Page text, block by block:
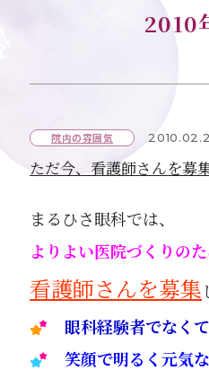
2010
院内の雰囲気
ただ今、看護師さんを募
まるひさ眼科では、
よりよい医院づくりの
看護師さんを募集
眼科経験者でなく
笑顔で明るく元気